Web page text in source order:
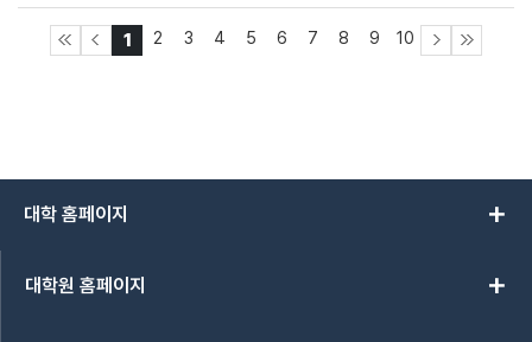
1 2 3 4 5 6 7 8 9 10
대학 홈페이지 add
대학원 홈페이지 add